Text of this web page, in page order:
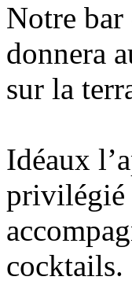
Notre bar
donnera
sur la
Idéaux
privilégié
cocktails.